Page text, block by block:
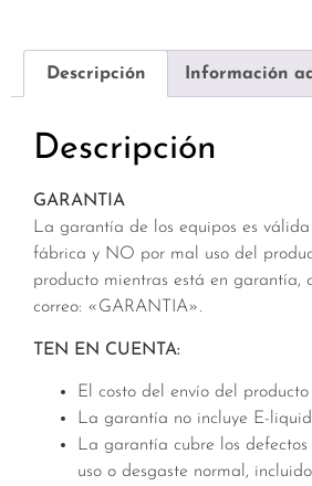
Descripción Información
Descripción
GARANTIA
La garantía de los equipos es
fábrica y NO por mal uso del
producto mientras está en garantía,
correo: «GARANTIA».
TEN EN CUENTA:
El costo del envío del
La garantía no incluye E-
La garantía cubre los
uso o desgaste normal,